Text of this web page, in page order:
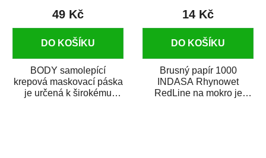
49 Kč
DO KOŠÍKU
BODY samolepící
krepová maskovací páska
je určená k širokému
14 Kč
DO KOŠÍKU
Brusný papír 1000
INDASA Rhynowet
RedLine na mokro je